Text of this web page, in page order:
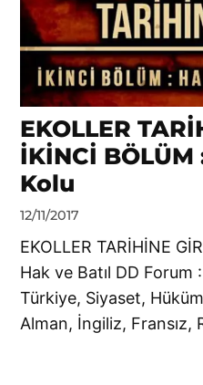
EKOLLER
İKİNCİ
Kolu
by
DerinDunya
12/11/2017
EKOLLER TARİHİNE
Hak ve Batıl DD
Türkiye, Siyaset,
Alman, İngiliz, Fransız,